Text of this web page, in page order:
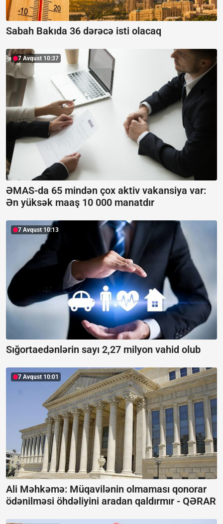
Sabah Bakıda 36 dərəcə isti olacaq
7 Avqust 10:37
ƏMAS-da 65 mindən çox aktiv vakansiya var:
Ən yüksək maaş 10 000 manatdır
7 Avqust 10:13
Sığortaedənlərin sayı 2,27 milyon vahid olub
7 Avqust 10:01
Ali Məhkəmə: Müqavilənin olmaması qonorar
ödənilməsi öhdəliyini aradan qaldırmır - QƏRAR